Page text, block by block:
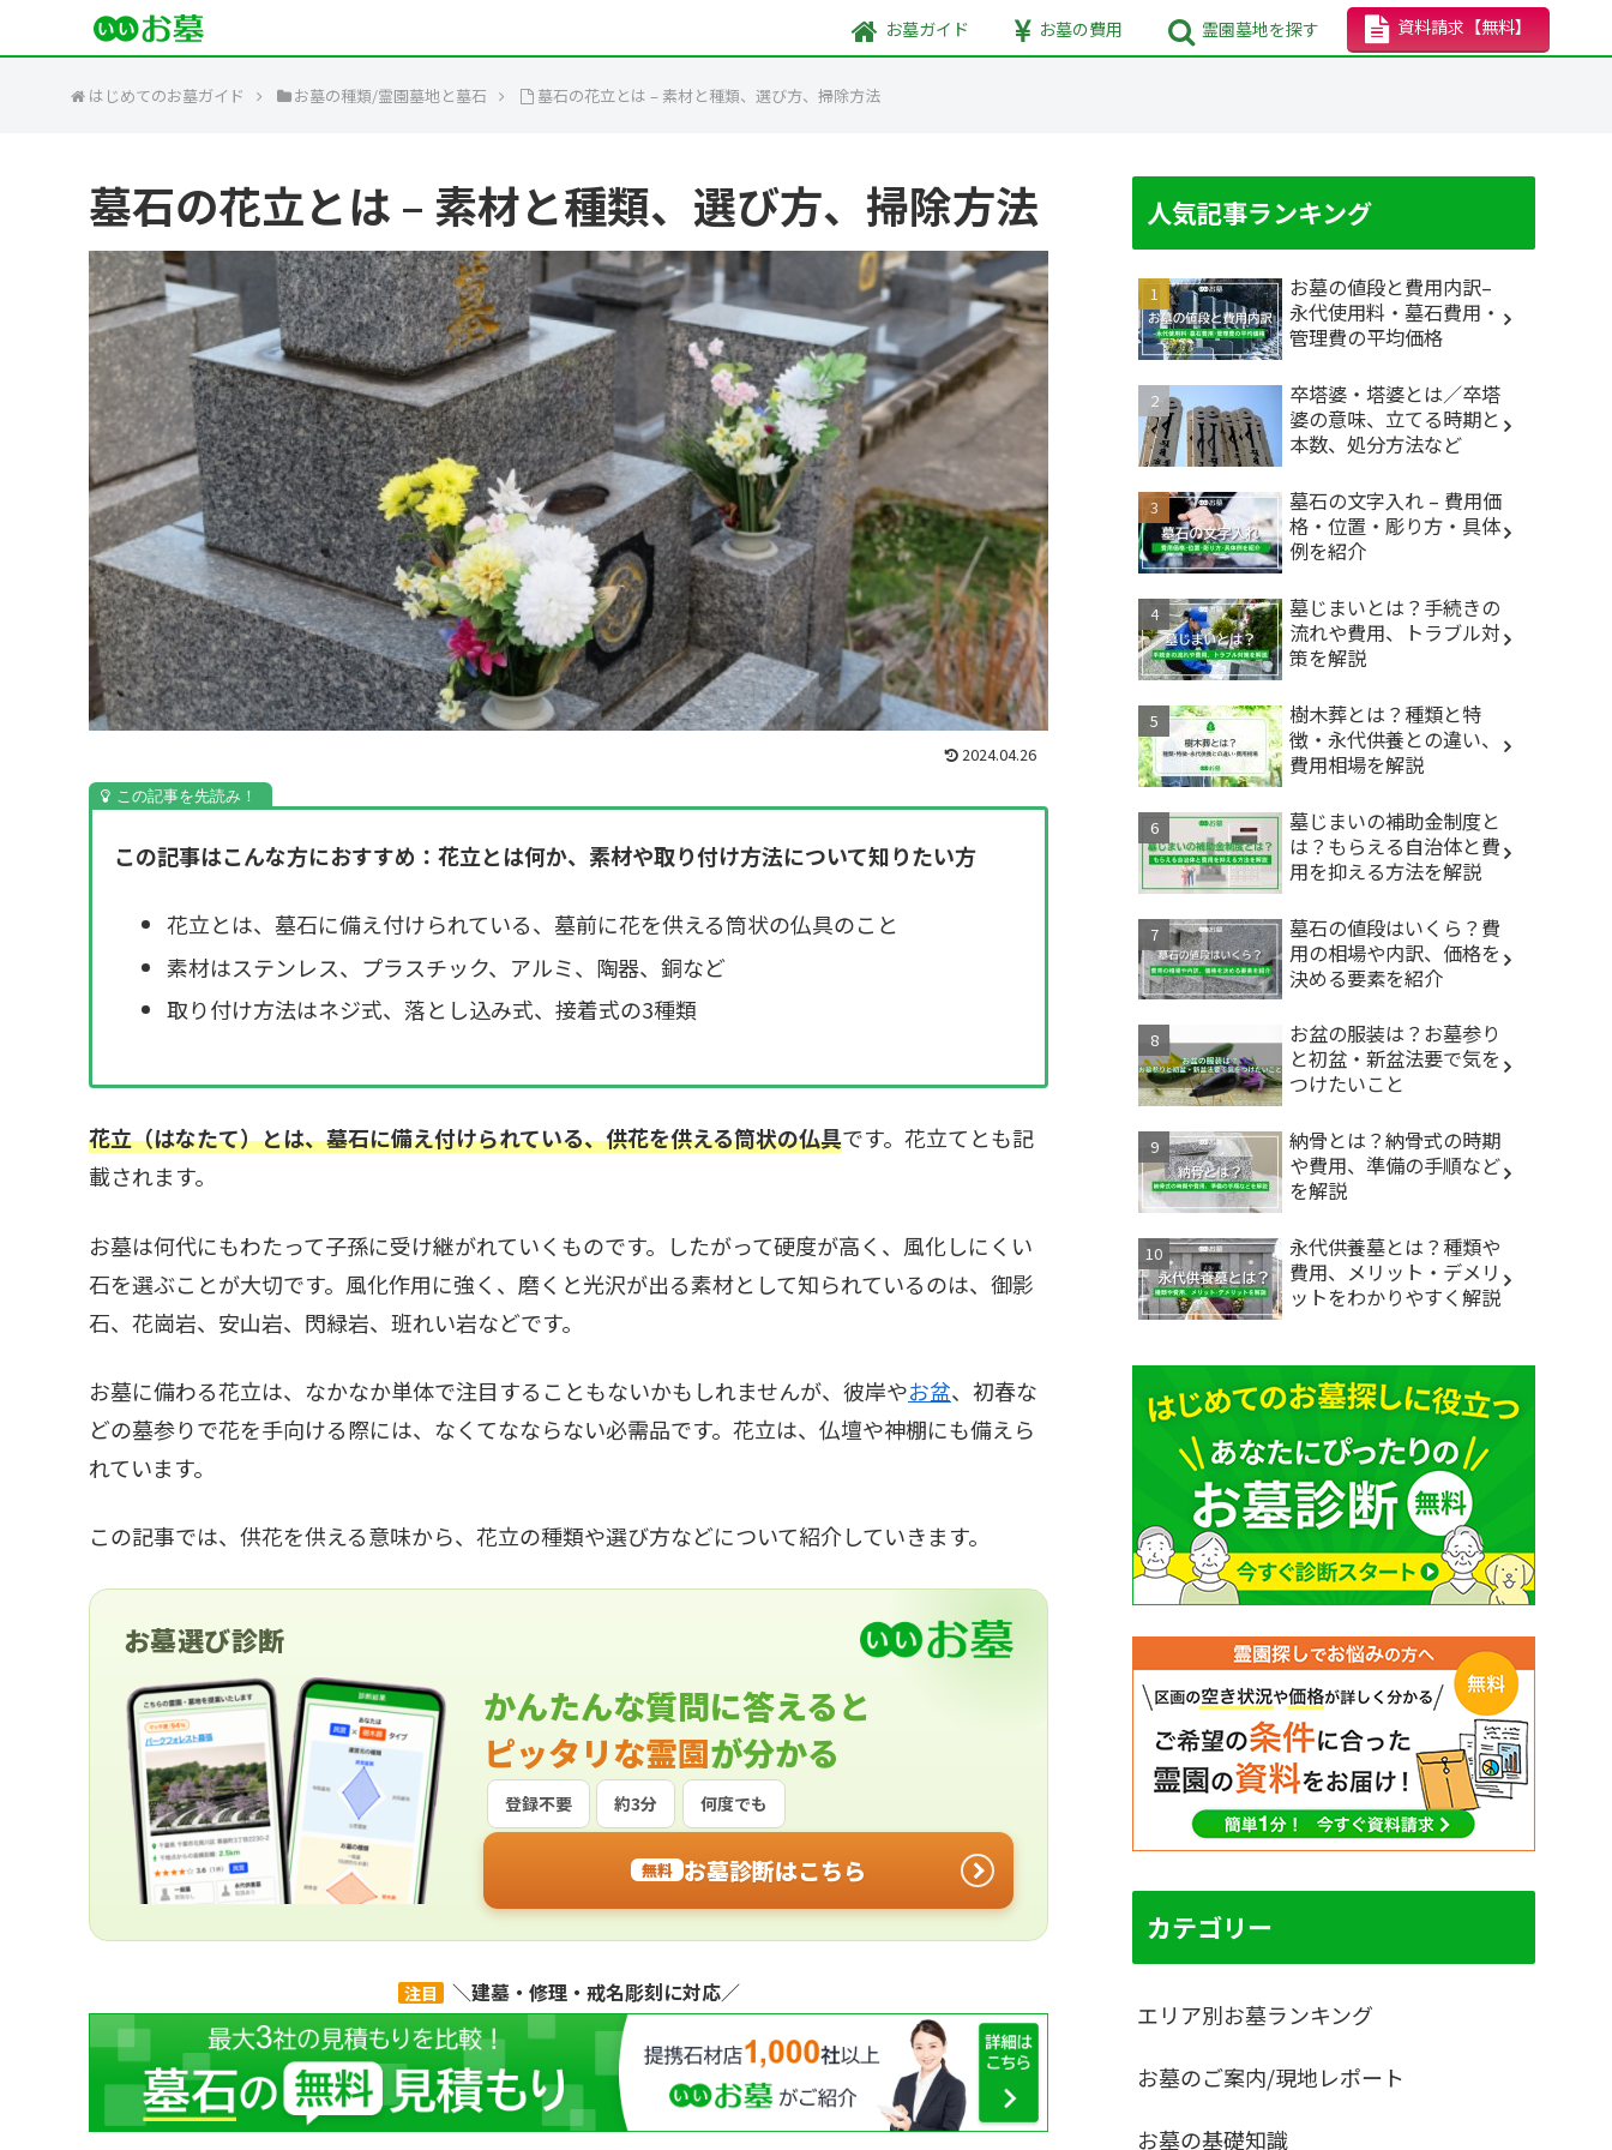
お墓ガイド お墓の費用 霊園墓地を探す 資料請求 【無料】
はじめてのお墓ガイド お墓の種類/霊園墓地と墓石 墓石の花立とは – 素材と種類、選び方、掃除方法
墓石の花立とは – 素材と種類、選び方、掃除方法
2024.04.26
この記事はこんな方におすすめ：花立とは何か、素材や取り付け方法について知りたい方
花立とは、墓石に備え付けられている、墓前に花を供える筒状の仏具のこと
素材はステンレス、プラスチック、アルミ、陶器、銅など
取り付け方法はネジ式、落とし込み式、接着式の3種類
花立（はなたて）とは、墓石に備え付けられている、供花を供える筒状の仏具です。花立てとも記
載されます。
お墓は何代にもわたって子孫に受け継がれていくものです。したがって硬度が高く、風化しにくい
石を選ぶことが大切です。風化作用に強く、磨くと光沢が出る素材として知られているのは、御影
石、花崗岩、安山岩、閃緑岩、班れい岩などです。
お墓に備わる花立は、なかなか単体で注目することもないかもしれませんが、彼岸やお盆、初春な
どの墓参りで花を手向ける際には、なくてなならない必需品です。花立は、仏壇や神棚にも備えら
れています。
この記事では、供花を供える意味から、花立の種類や選び方などについて紹介していきます。
お墓選び診断
かんたんな質問に答えると
ピッタリな霊園が分かる
登録不要 約3分 何度でも
無料 お墓診断はこちら
注目 ＼建墓・修理・戒名彫刻に対応／
人気記事ランキング
お墓の値段と費用内訳–
永代使用料・墓石費用・
管理費の平均価格
卒塔婆・塔婆とは／卒塔
婆の意味、立てる時期と
本数、処分方法など
墓石の文字入れ – 費用価
格・位置・彫り方・具体
例を紹介
墓じまいとは？手続きの
流れや費用、トラブル対
策を解説
樹木葬とは？種類と特
徴・永代供養との違い、
費用相場を解説
墓じまいの補助金制度と
は？もらえる自治体と費
用を抑える方法を解説
墓石の値段はいくら？費
用の相場や内訳、価格を
決める要素を紹介
お盆の服装は？お墓参り
と初盆・新盆法要で気を
つけたいこと
納骨とは？納骨式の時期
や費用、準備の手順など
を解説
永代供養墓とは？種類や
費用、メリット・デメリ
ットをわかりやすく解説
カテゴリー
エリア別お墓ランキング
お墓のご案内/現地レポート
お墓の基礎知識